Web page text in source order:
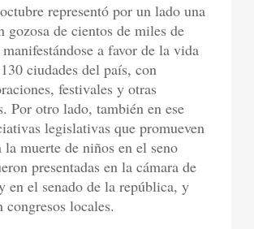
representó por un lado una
gozosa de cientos de miles de
a favor de la vida
ciudades del país, con
festivales y otras
Por otro lado, también en ese
legislativas que promueven
muerte de niños en el seno
presentadas en la cámara de
en el senado de la república, y
congresos locales.